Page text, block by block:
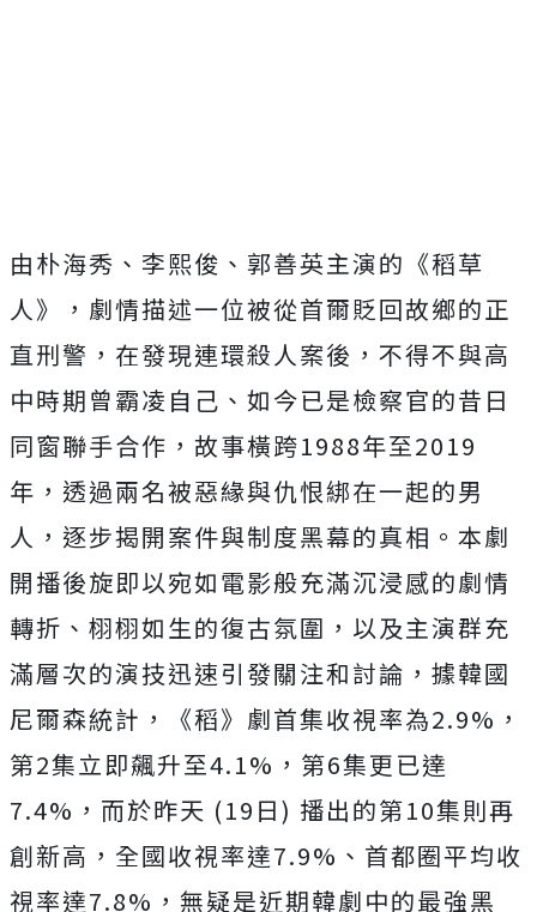
由朴海秀、李熙俊、郭善英主演的《稻草
人》， 劇情描述一位被從首爾貶回故鄉的正
直刑警，在發現連環殺人案後， 不得不與高
中時期曾霸凌自己、 如今已是檢察官的昔日
同窗聯手合作， 故事橫跨1988年至2019
年， 透過兩名被惡緣與仇恨綁在一起的男
人， 逐步揭開案件與制度黑幕的真相。 本劇
開播後旋即以宛如電影般充滿沉浸感的劇情
轉折、 栩栩如生的復古氛圍， 以及主演群充
滿層次的演技迅速引發關注和討論， 據韓國
尼爾森統計，《稻》劇首集收視率為2.9%，
第2集立即飆升至4.1%，第6集更已達
7.4%，而於昨天 (19日) 播出的第10集則再
創新高，全國收視率達7.9%、 首都圈平均收
視率達7.8%，無疑是近期韓劇中的最強黑